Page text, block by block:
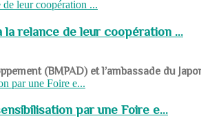
la relance de leur coopération ...
(BMPAD) et l’ambassade du
par une Foire e...